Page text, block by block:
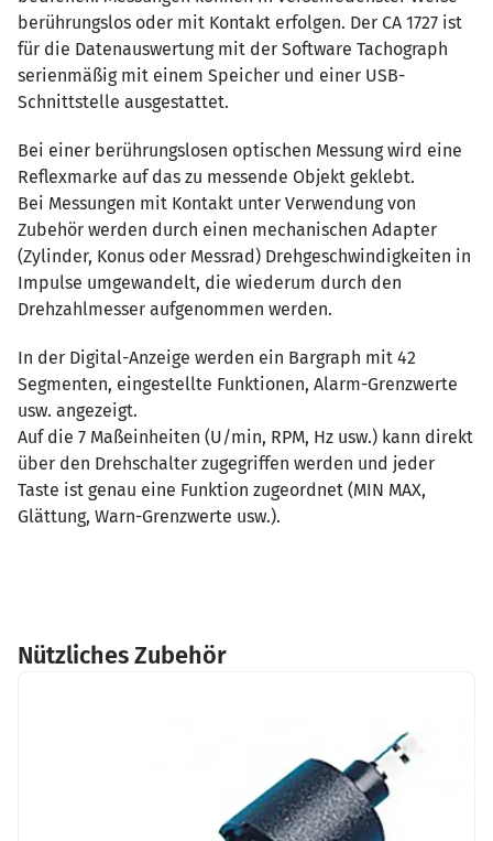
berührungslos oder mit Kontakt erfolgen. Der CA 1727 ist
für die Datenauswertung mit der Software Tachograph
serienmäßig mit einem Speicher und einer USB-
Schnittstelle ausgestattet.
Bei einer berührungslosen optischen Messung wird eine
Reflexmarke auf das zu messende Objekt geklebt.
Bei Messungen mit Kontakt unter Verwendung von
Zubehör werden durch einen mechanischen Adapter
(Zylinder, Konus oder Messrad) Drehgeschwindigkeiten in
Impulse umgewandelt, die wiederum durch den
Drehzahlmesser aufgenommen werden.
In der Digital-Anzeige werden ein Bargraph mit 42
Segmenten, eingestellte Funktionen, Alarm-Grenzwerte
usw. angezeigt.
Auf die 7 Maßeinheiten (U/min, RPM, Hz usw.) kann direkt
über den Drehschalter zugegriffen werden und jeder
Taste ist genau eine Funktion zugeordnet (MIN MAX,
Glättung, Warn-Grenzwerte usw.).
Nützliches Zubehör